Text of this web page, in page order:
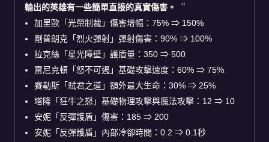
輸出的英雄有一些簡單直接的真實傷害。
加里歐「光榮制裁」傷害增幅：75% ⇒ 150%
剛普朗克「烈火彈射」彈射傷害：90% ⇒ 100%
拉克絲「星光障壁」護盾量：350 ⇒ 500
雷尼克頓「怒不可遏」基礎攻擊速度：60% ⇒ 75%
賽勒斯「弒君之道」額外最大生命：30% ⇒ 25%
塔隆「狂牛之怒」基礎物理攻擊與魔法攻擊：12 ⇒ 10
安妮「反彈護盾」傷害：185 ⇒ 200
安妮「反彈護盾」內部冷卻時間：0.2 ⇒ 0.1秒